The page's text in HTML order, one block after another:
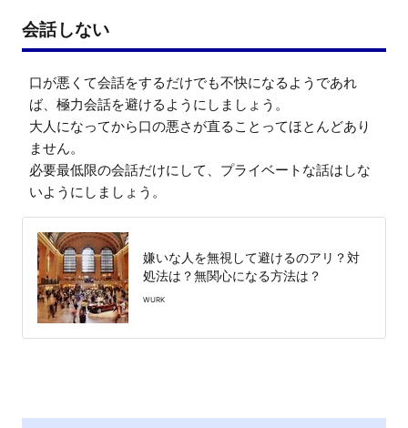
会話しない
口が悪くて会話をするだけでも不快になるようであれ
ば、極力会話を避けるようにしましょう。
大人になってから口の悪さが直ることってほとんどあり
ません。
必要最低限の会話だけにして、プライベートな話はしな
いようにしましょう。
嫌いな人を無視して避けるのアリ？対
処法は？無関心になる方法は？
WURK